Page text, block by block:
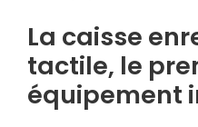
La caisse
tactile, le
équipement